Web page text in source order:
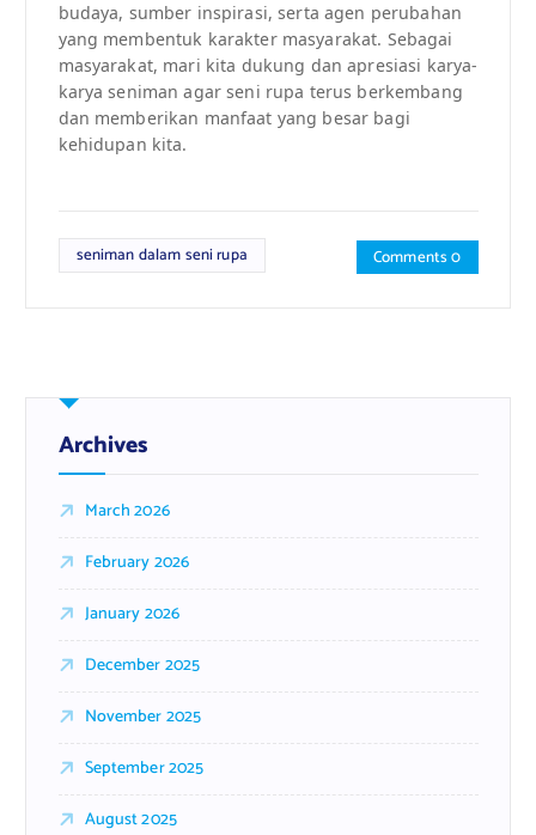
budaya, sumber inspirasi, serta agen perubahan
yang membentuk karakter masyarakat. Sebagai
masyarakat, mari kita dukung dan apresiasi karya-
karya seniman agar seni rupa terus berkembang
dan memberikan manfaat yang besar bagi
kehidupan kita.
seniman dalam seni rupa Comments 0
Archives
March 2026
February 2026
January 2026
December 2025
November 2025
September 2025
August 2025